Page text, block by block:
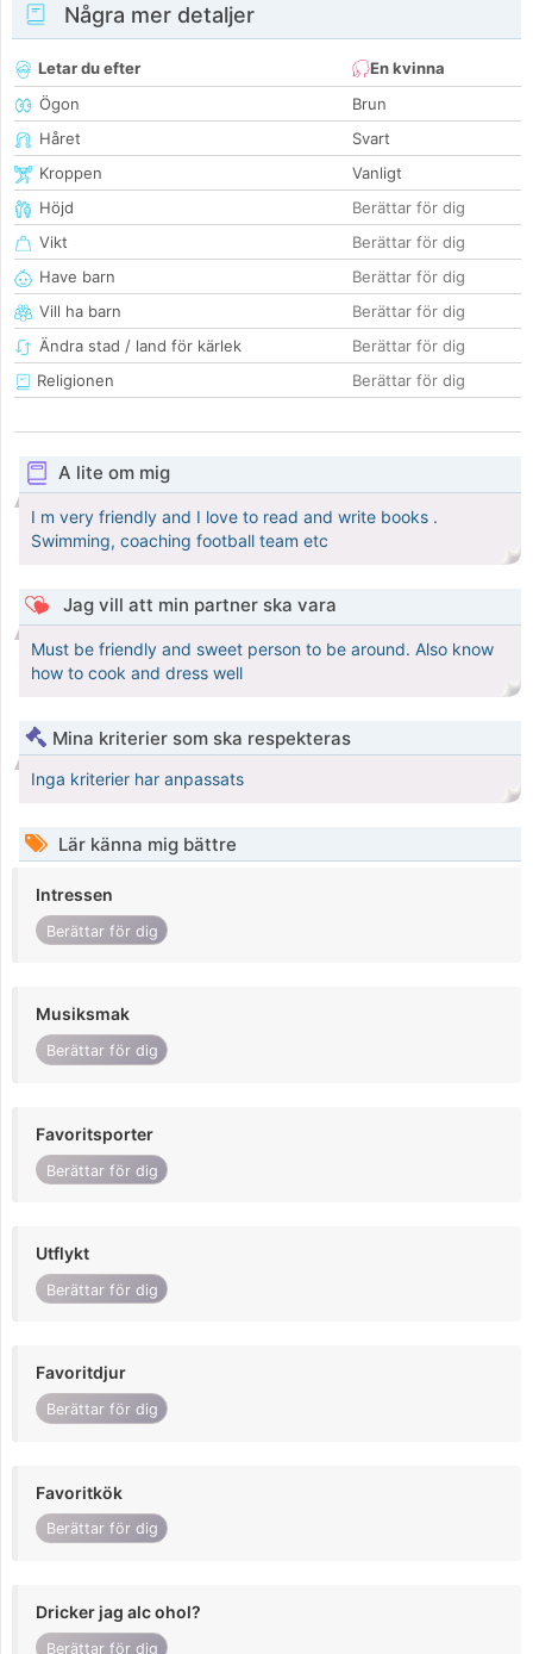
Några mer detaljer
Letar du efter
En kvinna
Ögon
Brun
Håret
Svart
Kroppen
Vanligt
Höjd
Berättar för dig
Vikt
Berättar för dig
Have barn
Berättar för dig
Vill ha barn
Berättar för dig
Ändra stad / land för kärlek
Berättar för dig
Religionen
Berättar för dig
A lite om mig
I m very friendly and I love to read and write books .
Swimming, coaching football team etc
Jag vill att min partner ska vara
Must be friendly and sweet person to be around. Also know
how to cook and dress well
Mina kriterier som ska respekteras
Inga kriterier har anpassats
Lär känna mig bättre
Intressen
Berättar för dig
Musiksmak
Berättar för dig
Favoritsporter
Berättar för dig
Utflykt
Berättar för dig
Favoritdjur
Berättar för dig
Favoritkök
Berättar för dig
Dricker jag alc ohol?
Berättar för dig